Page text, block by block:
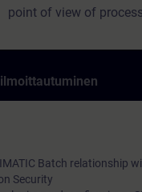
point of view of
Batch relationship
Security